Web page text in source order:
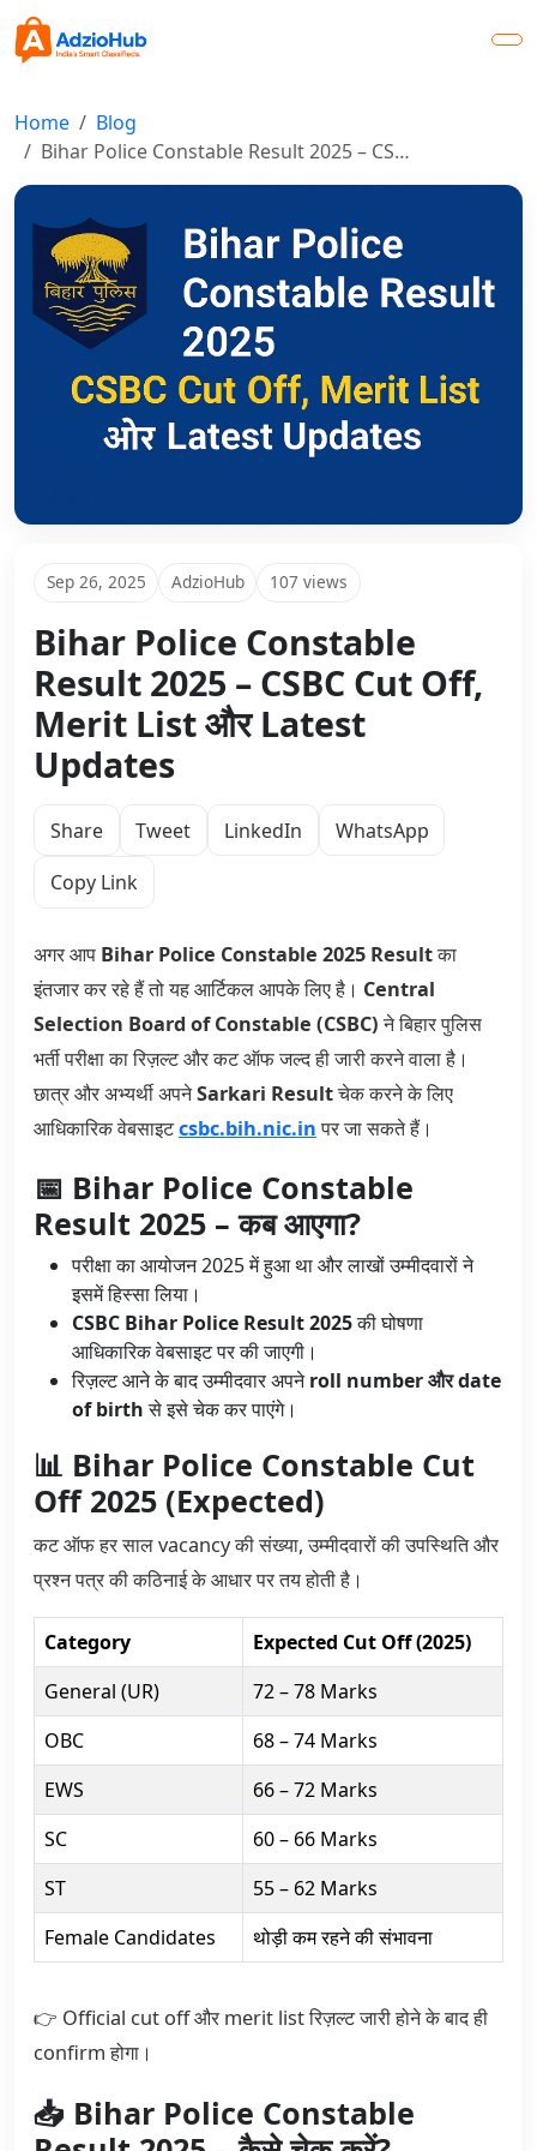
Home
Blog
Bihar Police Constable Result 2025 – CS…
Sep 26, 2025 AdzioHub 107 views
Bihar Police Constable
Result 2025 – CSBC Cut Off,
Merit List और Latest
Updates
Share Tweet LinkedIn
WhatsApp
Copy Link
अगर आप Bihar Police Constable 2025 Resultका
इंतजार कर रहे हैं तो यह आर्टिकल आपके लिए है। Central
Selection Board of Constable (CSBC)ने बिहार पुलिस
भर्ती परीक्षा का रिज़ल्ट और कट ऑफ जल्द ही जारी करने वाला है।
छात्र और अभ्यर्थी अपनेSarkari Resultचेक करने के लिए
आधिकारिक वेबसाइटcsbc.bih.nic.inपर जा सकते हैं।
📅 Bihar Police Constable
Result 2025 – कब आएगा?
परीक्षा का आयोजन 2025 में हुआ था और लाखों उम्मीदवारों ने
इसमें हिस्सा लिया।
CSBC Bihar Police Result 2025की घोषणा
आधिकारिक वेबसाइट पर की जाएगी।
रिज़ल्ट आने के बाद उम्मीदवार अपनेroll number और date
of birthसे इसे चेक कर पाएंगे।
📊 Bihar Police Constable Cut
Off 2025 (Expected)
कट ऑफ हर साल vacancy की संख्या, उम्मीदवारों की उपस्थिति और
प्रश्न पत्र की कठिनाई के आधार पर तय होती है।
Category
Expected Cut Off (2025)
General (UR)
72 – 78 Marks
OBC
68 – 74 Marks
EWS
66 – 72 Marks
SC
60 – 66 Marks
ST
55 – 62 Marks
Female Candidates
थोड़ी कम रहने की संभावना
👉 Official cut off और merit list रिज़ल्ट जारी होने के बाद ही
confirm होगा।
📥 Bihar Police Constable